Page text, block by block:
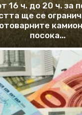
16 ч. до 20 ч. за
ще се
посока...